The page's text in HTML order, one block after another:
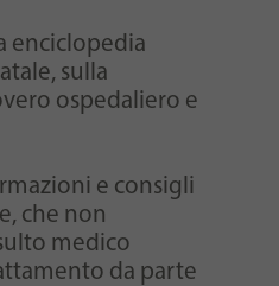
enciclopedia
sulla
ospedaliero e
e consigli
che non
medico
da parte